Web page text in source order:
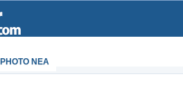
PHOTO NEA